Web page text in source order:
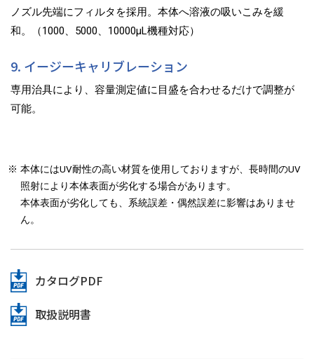
ノズル先端にフィルタを採用。本体へ溶液の吸いこみを緩
和。（1000、5000、10000μL機種対応）
9. イージーキャリブレーション
専用治具により、容量測定値に目盛を合わせるだけで調整が
可能。
※ 本体にはUV耐性の高い材質を使用しておりますが、長時間のUV
照射により本体表面が劣化する場合があります。
本体表面が劣化しても、系統誤差・偶然誤差に影響はありませ
ん。
カタログPDF
取扱説明書